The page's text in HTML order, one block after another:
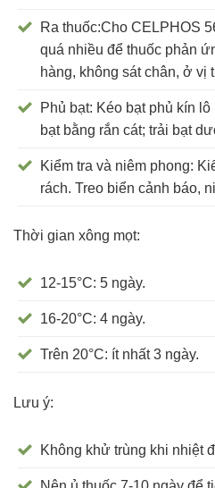
Ra thuốc:Cho CELPHOS
quá nhiều để thuốc phản
hàng, không sát chân, ở vị
Phủ bạt: Kéo bạt phủ kín
bạt bằng rắn cát; trải bạt
Kiểm tra và niêm phong:
rách. Treo biển cảnh báo,
Thời gian xông mọt:
12-15°C: 5 ngày.
16-20°C: 4 ngày.
Trên 20°C: ít nhất 3 ngày.
Lưu ý:
Không khử trùng khi nhiệt